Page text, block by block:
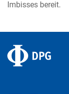
Imbisses bereit.